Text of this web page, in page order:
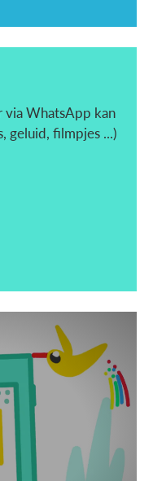
via WhatsApp kan
geluid, filmpjes ...)